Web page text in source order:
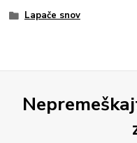
Lapače snov